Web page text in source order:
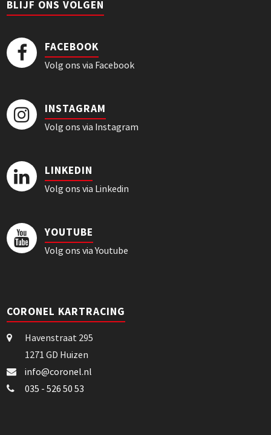
BLIJF ONS VOLGEN
FACEBOOK
Volg ons via Facebook
INSTAGRAM
Volg ons via Instagram
LINKEDIN
Volg ons via Linkedin
YOUTUBE
Volg ons via Youtube
CORONEL KARTRACING
Havenstraat 295
1271 GD Huizen
info@coronel.nl
035 - 526 50 53